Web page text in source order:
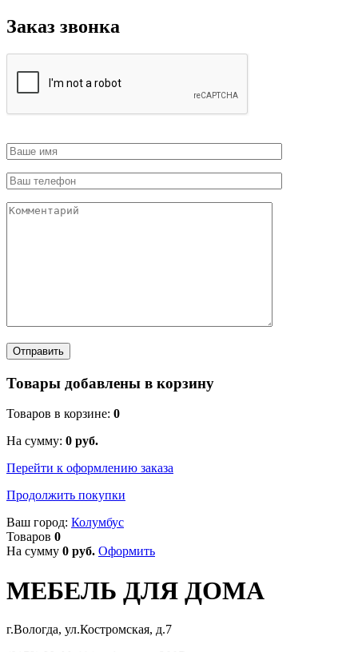
Заказ звонка
Товары добавлены в корзину
Товаров в корзине: 0
На сумму: 0 руб.
Перейти к оформлению заказа
Продолжить покупки
Ваш город: Колумбус
Товаров 0
На сумму 0 руб. Оформить
МЕБЕЛЬ ДЛЯ ДОМА
г.Вологда, ул.Костромская, д.7